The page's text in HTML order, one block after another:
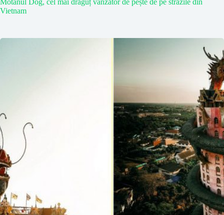
Motanul Dog, cel mai drăguț vânzător de pește de pe străzile din
Vietnam